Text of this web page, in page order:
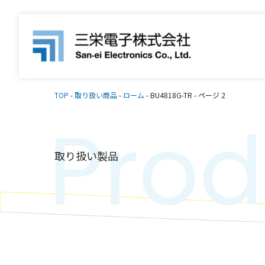
TOP -取り扱い商品- ローム -BU4818G-TR - ページ 2
取り扱い製品